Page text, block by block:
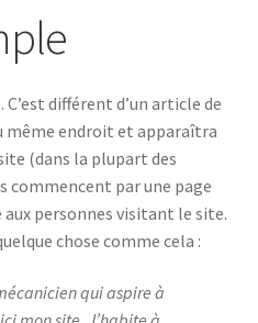
C’est différent d’un article de
même endroit et apparaîtra
(dans la plupart des
commencent par une page
aux personnes visitant le site.
chose comme cela :
qui aspire à